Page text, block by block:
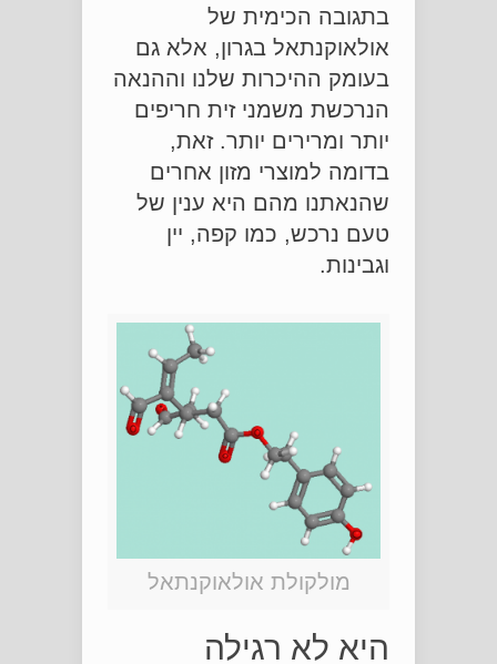
בתגובה הכימית של
אולאוקנתאל בגרון, אלא גם
בעומק ההיכרות שלנו וההנאה
הנרכשת משמני זית חריפים
יותר ומרירים יותר. זאת,
בדומה למוצרי מזון אחרים
שהנאתנו מהם היא ענין של
טעם נרכש, כמו קפה, יין
וגבינות.
מולקולת אולאוקנתאל
היא לא רגילה